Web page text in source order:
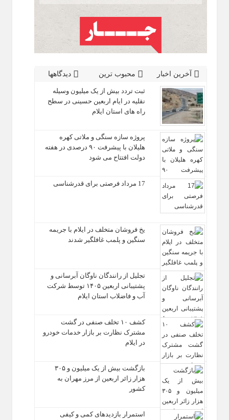
آخرین اخبار محبوب ترین دیدگاهها
ثبت تردد بیش از یک میلیون وسیله
نقلیه در ایام اربعین حسینی در سطح
راه‌ های استان ایلام
پروژه سازه سنگی و ملاتی کهره
هلیلان با پیشرفت ۹۰ درصدی در هفته
دولت افتتاح می شود
17 مرداد فرصتی برای قدرشناسی
یخ‌ فروشان متخلف در ایلام با جریمه
سنگین و پلمب غافلگیر شدند
تجلیل از رانندگان ناوگان آبرسانی و
پشتیبانی اربعین ۱۴۰۵ توسط شرکت
آب و فاضلاب استان ایلام
کشف ۱۰ تخلف صنفی در گشت
مشترک نظارت بر بازار خدمات خودرو
در ایلام
بازگشت بیش از یک میلیون و ۳۰۵
هزار زائر اربعین از مرز مهران به
کشور
استمرار بازدیدهای کمی و کیفی